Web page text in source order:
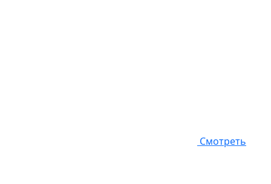
Смотреть